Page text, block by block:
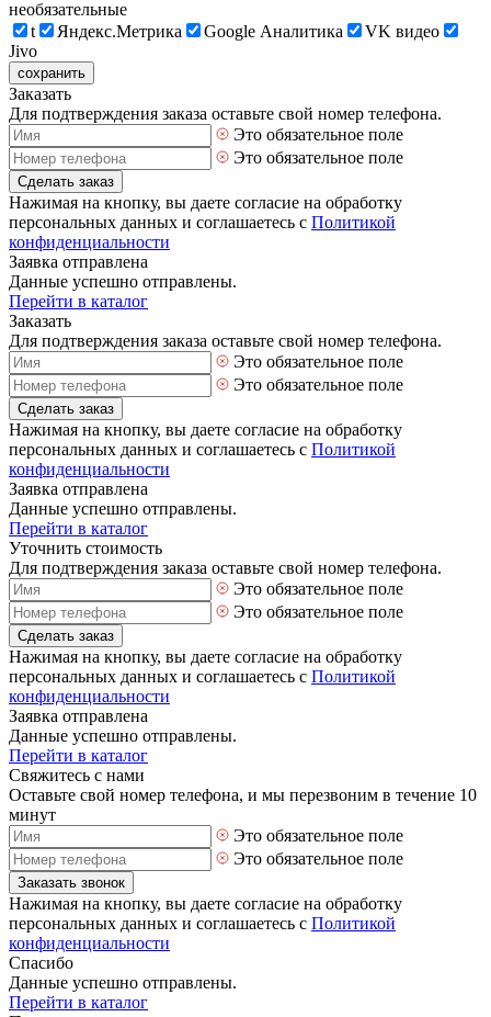
необязательные
t
Яндекс.Метрика Google Аналитика
VK видео
Jivo
сохранить
Заказать
Для подтверждения заказа оставьте свой номер телефона.
Это обязательное поле
Это обязательное поле
Сделать заказ
Нажимая на кнопку, вы даете согласие на обработку
персональных данных и соглашаетесь с Политикой
конфиденциальности
Заявка отправлена
Данные успешно отправлены.
Перейти в каталог
Заказать
Для подтверждения заказа оставьте свой номер телефона.
Это обязательное поле
Это обязательное поле
Сделать заказ
Нажимая на кнопку, вы даете согласие на обработку
персональных данных и соглашаетесь с Политикой
конфиденциальности
Заявка отправлена
Данные успешно отправлены.
Перейти в каталог
Уточнить стоимость
Для подтверждения заказа оставьте свой номер телефона.
Это обязательное поле
Это обязательное поле
Сделать заказ
Нажимая на кнопку, вы даете согласие на обработку
персональных данных и соглашаетесь с Политикой
конфиденциальности
Заявка отправлена
Данные успешно отправлены.
Перейти в каталог
Свяжитесь с нами
Оставьте свой номер телефона, и мы перезвоним в течение 10
минут
Это обязательное поле
Это обязательное поле
Заказать звонок
Нажимая на кнопку, вы даете согласие на обработку
персональных данных и соглашаетесь с Политикой
конфиденциальности
Спасибо
Данные успешно отправлены.
Перейти в каталог